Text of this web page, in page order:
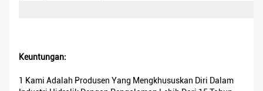
Keuntungan:
1 Kami Adalah Produsen Yang Mengkhususkan Diri Dalam